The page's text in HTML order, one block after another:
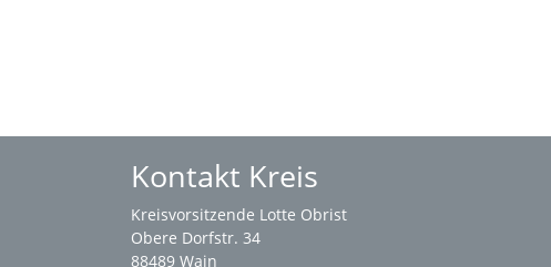
Kontakt Kreis
Kreisvorsitzende Lotte Obrist
Obere Dorfstr. 34
88489 Wain